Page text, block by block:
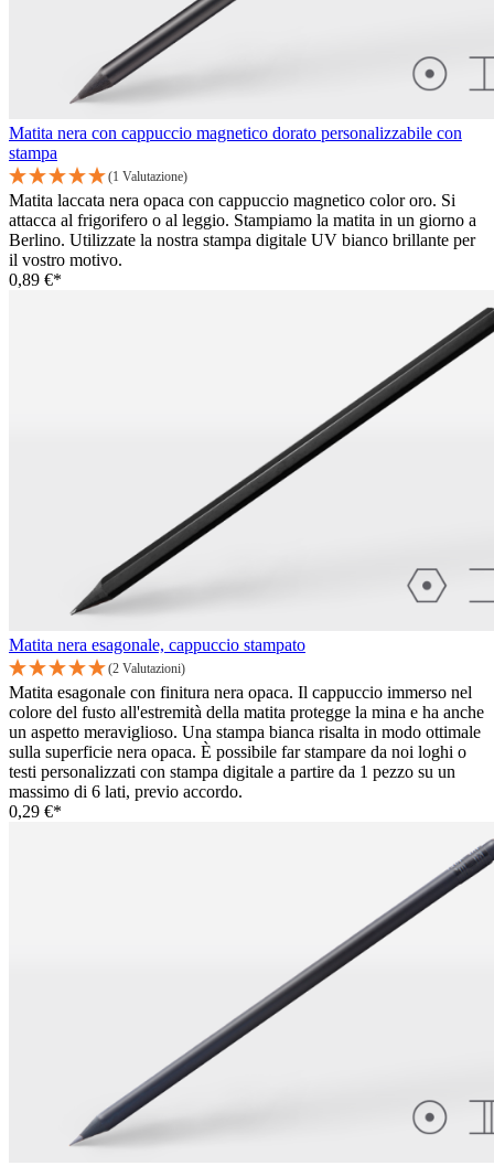
Matita nera con cappuccio magnetico dorato personalizzabile con
stampa
(1 Valutazione)
Matita laccata nera opaca con cappuccio magnetico color oro. Si
attacca al frigorifero o al leggio. Stampiamo la matita in un giorno a
Berlino. Utilizzate la nostra stampa digitale UV bianco brillante per
il vostro motivo.
0,89 €*
Matita nera esagonale, cappuccio stampato
(2 Valutazioni)
Matita esagonale con finitura nera opaca. Il cappuccio immerso nel
colore del fusto all'estremità della matita protegge la mina e ha anche
un aspetto meraviglioso. Una stampa bianca risalta in modo ottimale
sulla superficie nera opaca. È possibile far stampare da noi loghi o
testi personalizzati con stampa digitale a partire da 1 pezzo su un
massimo di 6 lati, previo accordo.
0,29 €*